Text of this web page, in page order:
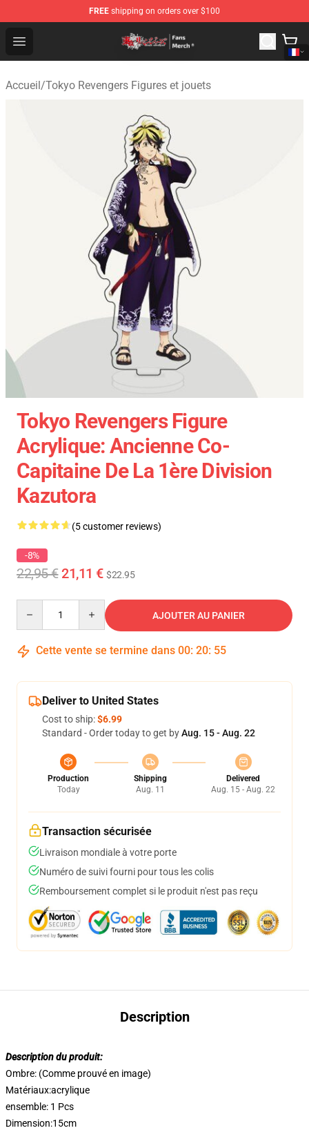
FREE shipping on orders over $100
Open menu
Tokyo Revengers Store - Official Tokyo Revengers
Accueil/Tokyo Revengers Figures et jouets
Tokyo Revengers Figure
Acrylique: Ancienne Co-
Capitaine De La 1ère Division
Kazutora
(5 customer reviews)
-8%
22,95 €21,11 € $22.95
AJOUTER AU PANIER
Cette vente se termine dans 00: 20: 55
Deliver to United States
Cost to ship:$6.99
Standard - Order today to get byAug. 15 - Aug. 22
Production
Today
Shipping
Aug. 11
Delivered
Aug. 15 - Aug. 22
Transaction sécurisée
Livraison mondiale à votre porte
Numéro de suivi fourni pour tous les colis
Remboursement complet si le produit n'est pas reçu
Description
Description du produit:
Ombre: (Comme prouvé en image)
Matériaux:acrylique
ensemble: 1 Pcs
Dimension:15cm